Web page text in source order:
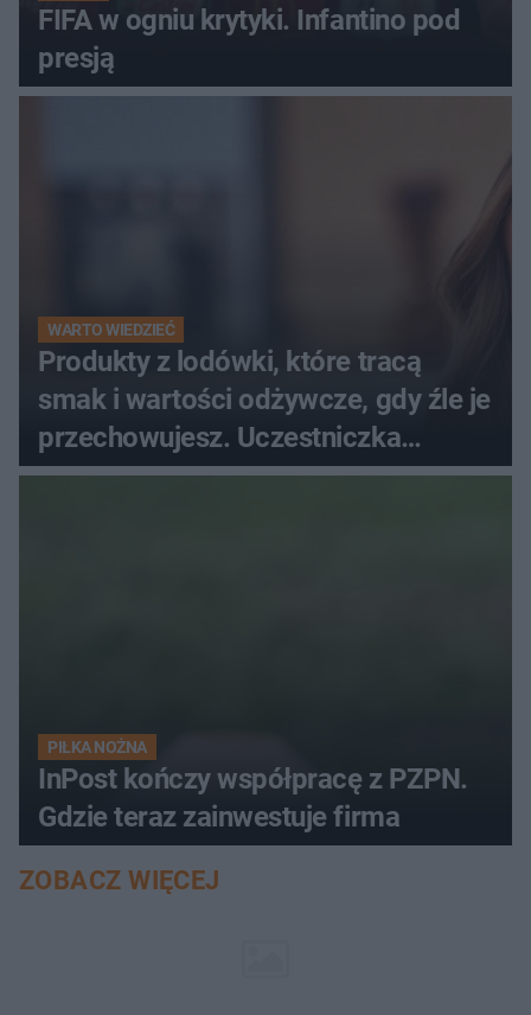
FIFA w ogniu krytyki. Infantino pod
presją
WARTO WIEDZIEĆ
Produkty z lodówki, które tracą
smak i wartości odżywcze, gdy źle je
przechowujesz. Uczestniczka
"MasterChefa"
PIŁKA NOŻNA
InPost kończy współpracę z PZPN.
Gdzie teraz zainwestuje firma
ZOBACZ WIĘCEJ